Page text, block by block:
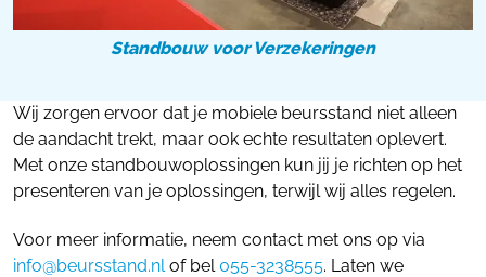
Standbouw voor Verzekeringen
Wij zorgen ervoor dat je mobiele beursstand niet alleen
de aandacht trekt, maar ook echte resultaten oplevert.
Met onze standbouwoplossingen kun jij je richten op het
presenteren van je oplossingen, terwijl wij alles regelen.
Voor meer informatie, neem contact met ons op via
info@beursstand.nl of bel 055-3238555. Laten we